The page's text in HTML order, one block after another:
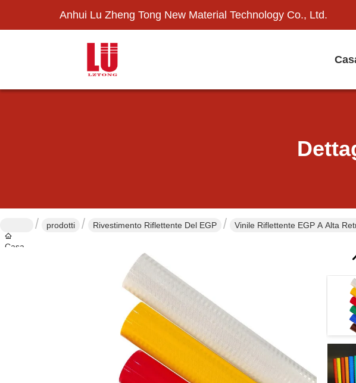
Anhui Lu Zheng Tong New Material Technology Co., Ltd.
Casa.
prodotti Rivestimento Riflettente Del EGP Vinile Riflettente EGP A Alta